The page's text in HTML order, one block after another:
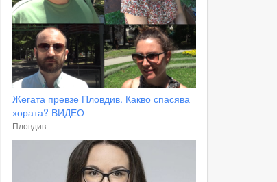
Жегата превзе Пловдив. Какво спасява
хората? ВИДЕО
Пловдив